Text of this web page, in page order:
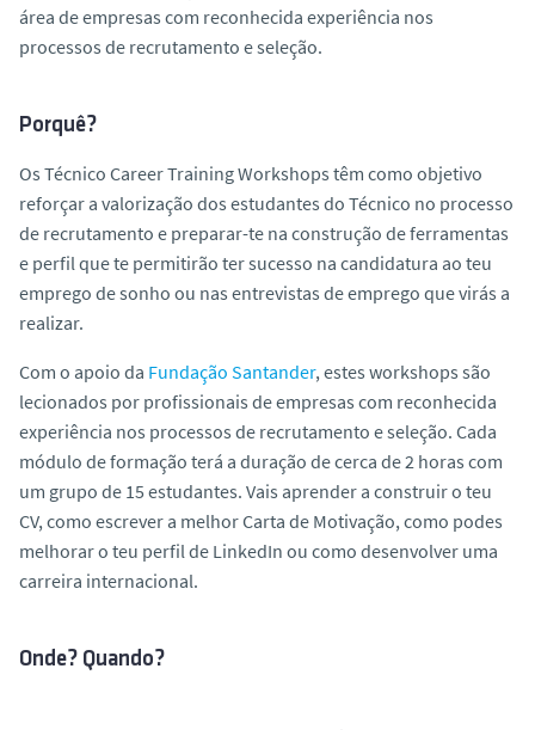
área de empresas com reconhecida experiência nos
processos de recrutamento e seleção.
Porquê?
Os Técnico Career Training Workshops têm como objetivo
reforçar a valorização dos estudantes do Técnico no processo
de recrutamento e preparar-te na construção de ferramentas
e perfil que te permitirão ter sucesso na candidatura ao teu
emprego de sonho ou nas entrevistas de emprego que virás a
realizar.
Com o apoio da Fundação Santander, estes workshops são
lecionados por profissionais de empresas com reconhecida
experiência nos processos de recrutamento e seleção. Cada
módulo de formação terá a duração de cerca de 2 horas com
um grupo de 15 estudantes. Vais aprender a construir o teu
CV, como escrever a melhor Carta de Motivação, como podes
melhorar o teu perfil de LinkedIn ou como desenvolver uma
carreira internacional.
Onde? Quando?